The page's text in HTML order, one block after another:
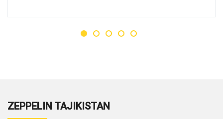
ZEPPELIN TAJIKISTAN